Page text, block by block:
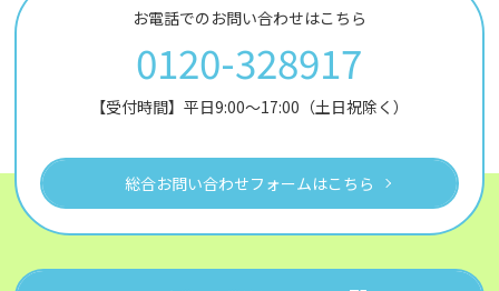
お電話でのお問い合わせはこちら
0120-328917
【受付時間】平日9:00～17:00（土日祝除く）
総合お問い合わせフォームはこちら